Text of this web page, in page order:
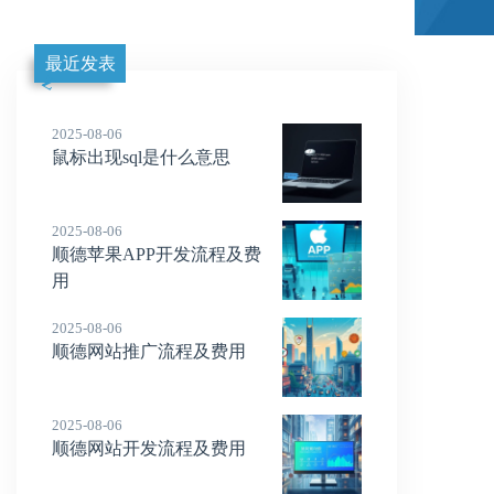
最近发表
2025-08-06
鼠标出现sql是什么意思
2025-08-06
顺德苹果APP开发流程及费
用
2025-08-06
顺德网站推广流程及费用
2025-08-06
顺德网站开发流程及费用